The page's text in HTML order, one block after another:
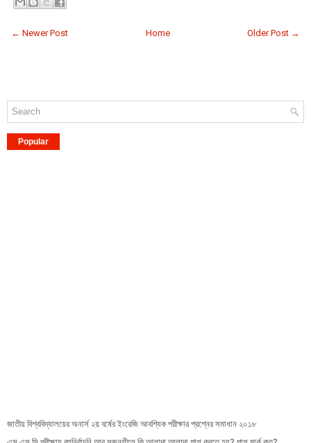
← Newer Post Older Post →
Home
Popular
জাতীয় বিশ্ববিদ্যালয়ের অনার্স ২য় বর্ষের ইংরেজি আবশ্যিক পরীক্ষার প্রশ্নের সমাধান ২০১৮